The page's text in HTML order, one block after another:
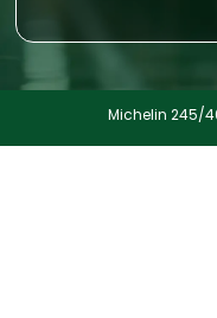
Michelin 245/40